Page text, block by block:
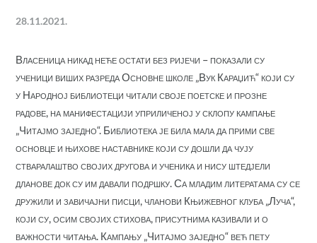
28.11.2021.
Власеница никад неће остати без ријечи – показали су
ученици виших разреда Основне школе „Вук Караџић“ који су
у Народној библиотеци читали своје поетске и прозне
радове, на манифестацији уприличеној у склопу кампање
„Читајмо заједно“. Библиотека је била мала да прими све
основце и њихове наставнике који су дошли да чују
стваралаштво својих другова и ученика и нису штедјели
дланове док су им давали подршку. Са младим литератама су се
дружили и завичајни писци, чланови Књижевног клуба „Луча“,
који су, осим својих стихова, присутнима казивали и о
важности читања. Кампању „Читајмо заједно“ већ пету